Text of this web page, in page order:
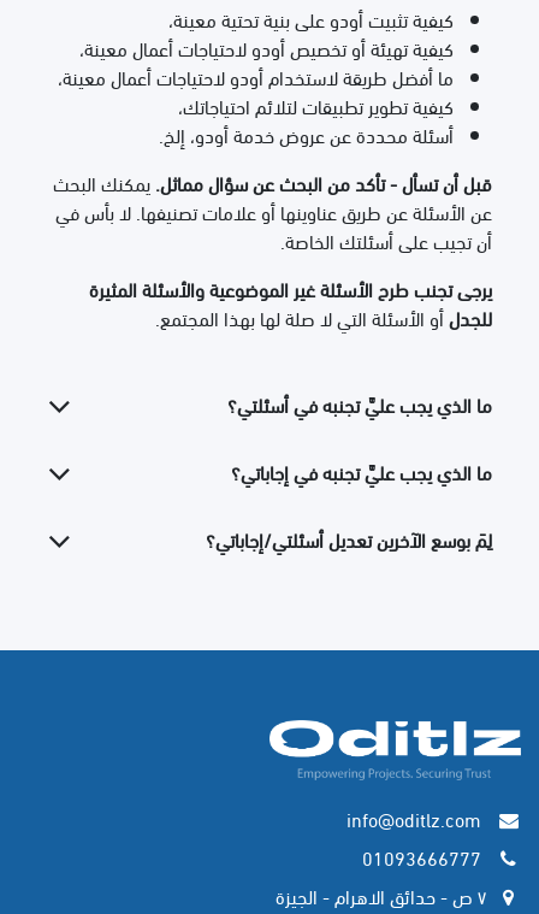
كيفية تثبيت أودو على بنية تحتية معينة،
كيفية تهيئة أو تخصيص أودو لاحتياجات أعمال معينة،
ما أفضل طريقة لاستخدام أودو لاحتياجات أعمال معينة،
كيفية تطوير تطبيقات لتلائم احتياجاتك،
أسئلة محددة عن عروض خدمة أودو، إلخ.
قبل أن تسأل - تأكد من البحث عن سؤال مماثل.يمكنك البحث
عن الأسئلة عن طريق عناوينها أو علامات تصنيفها. لا بأس في
أن تجيب على أسئلتك الخاصة.
يرجى تجنب طرح الأسئلة غير الموضوعية والأسئلة المثيرة
للجدلأو الأسئلة التي لا صلة لها بهذا المجتمع.
ما الذي يجب عليَّ تجنبه في أسئلتي؟
ما الذي يجب عليَّ تجنبه في إجاباتي؟
لِمَ بوسع الآخرين تعديل أسئلتي/إجاباتي؟
info@oditlz.com
01093666777
٧ ص - حدائق الاهرام - الجيزة